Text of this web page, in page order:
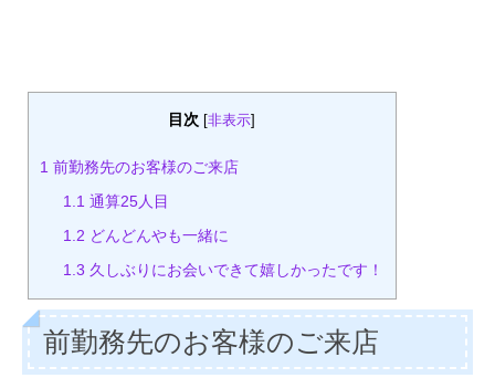
目次 [非表示]
1 前勤務先のお客様のご来店
1.1 通算25人目
1.2 どんどんやも一緒に
1.3 久しぶりにお会いできて嬉しかったです！
前勤務先のお客様のご来店